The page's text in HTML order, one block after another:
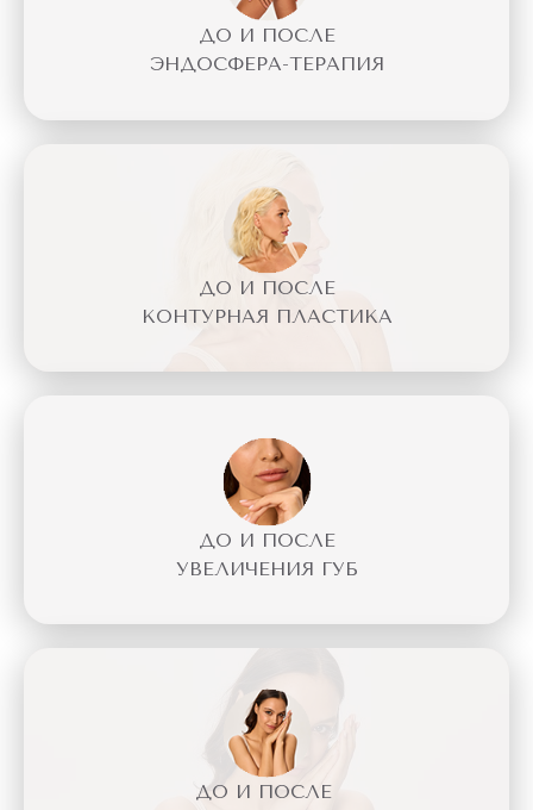
ДО И ПОСЛЕ
ЭНДОСФЕРА-ТЕРАПИЯ
ДО И ПОСЛЕ
КОНТУРНАЯ ПЛАСТИКА
ДО И ПОСЛЕ
УВЕЛИЧЕНИЯ ГУБ
ДО И ПОСЛЕ